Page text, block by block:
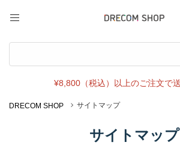
DRECOM SHOP サイトマップ
サイトマップ